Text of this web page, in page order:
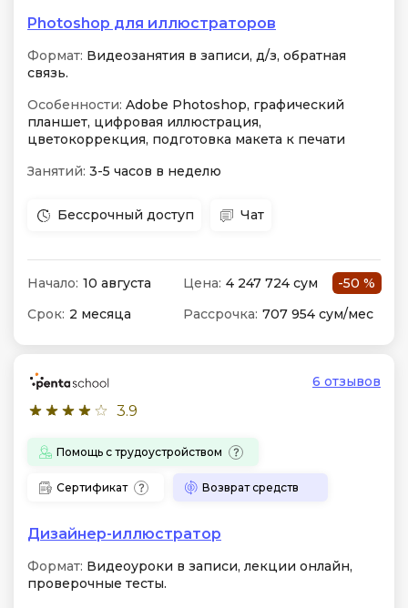
Photoshop для иллюстраторов
Формат: Видеозанятия в записи, д/з, обратная
связь.
Особенности: Adobe Photoshop, графический
планшет, цифровая иллюстрация,
цветокоррекция, подготовка макета к печати
Занятий: 3-5 часов в неделю
Бессрочный доступ Чат
Начало: 10 августа Цена: 4 247 724 сум
-50 %
Срок: 2 месяца Рассрочка: 707 954 сум/мес
3.9
6 отзывов
Помощь с трудоустройством
Сертификат Возврат средств
Дизайнер-иллюстратор
Формат: Видеоуроки в записи, лекции онлайн,
проверочные тесты.